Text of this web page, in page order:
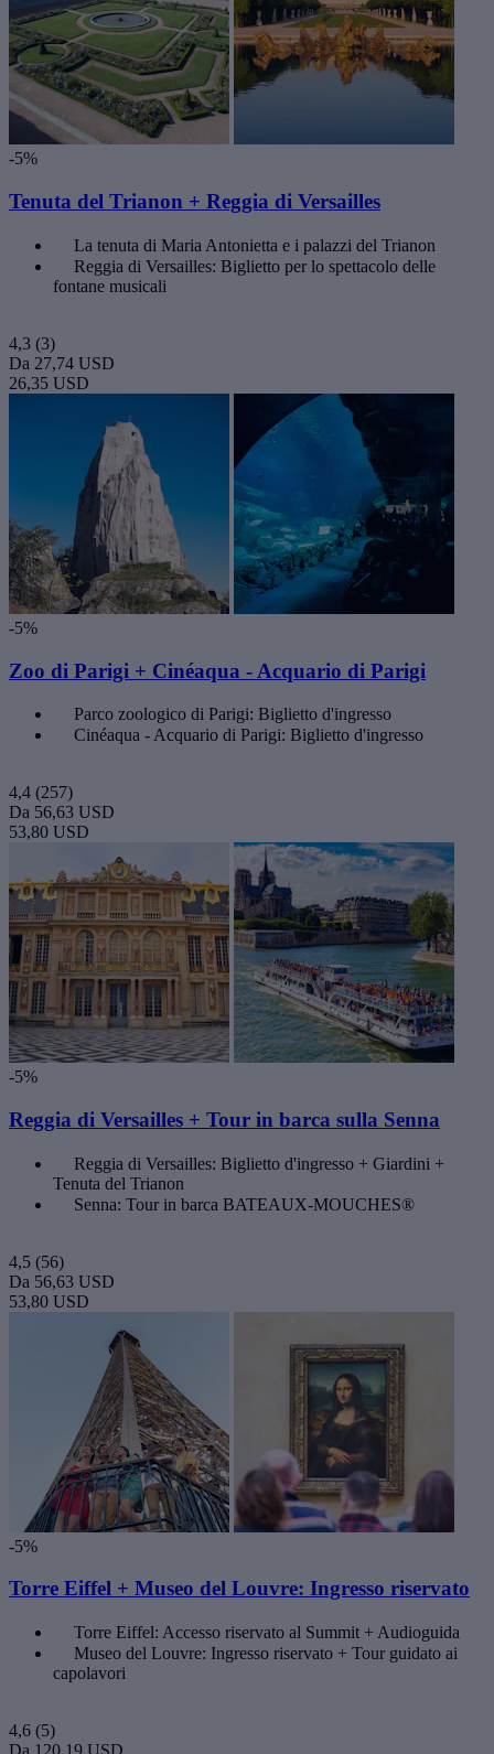
-5%
Tenuta del Trianon + Reggia di Versailles
La tenuta di Maria Antonietta e i palazzi del Trianon
Reggia di Versailles: Biglietto per lo spettacolo delle
fontane musicali
4,3 (3)
Da 27,74 USD
26,35 USD
-5%
Zoo di Parigi + Cinéaqua - Acquario di Parigi
Parco zoologico di Parigi: Biglietto d'ingresso
Cinéaqua - Acquario di Parigi: Biglietto d'ingresso
4,4 (257)
Da 56,63 USD
53,80 USD
-5%
Reggia di Versailles + Tour in barca sulla Senna
Reggia di Versailles: Biglietto d'ingresso + Giardini +
Tenuta del Trianon
Senna: Tour in barca BATEAUX-MOUCHES®
4,5 (56)
Da 56,63 USD
53,80 USD
-5%
Torre Eiffel + Museo del Louvre: Ingresso riservato
Torre Eiffel: Accesso riservato al Summit + Audioguida
Museo del Louvre: Ingresso riservato + Tour guidato ai
capolavori
4,6 (5)